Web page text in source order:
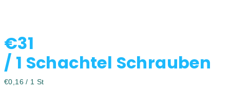
€31
/ 1 Schachtel Schrauben
Verkaufspreis:
€0,16 / 1 St